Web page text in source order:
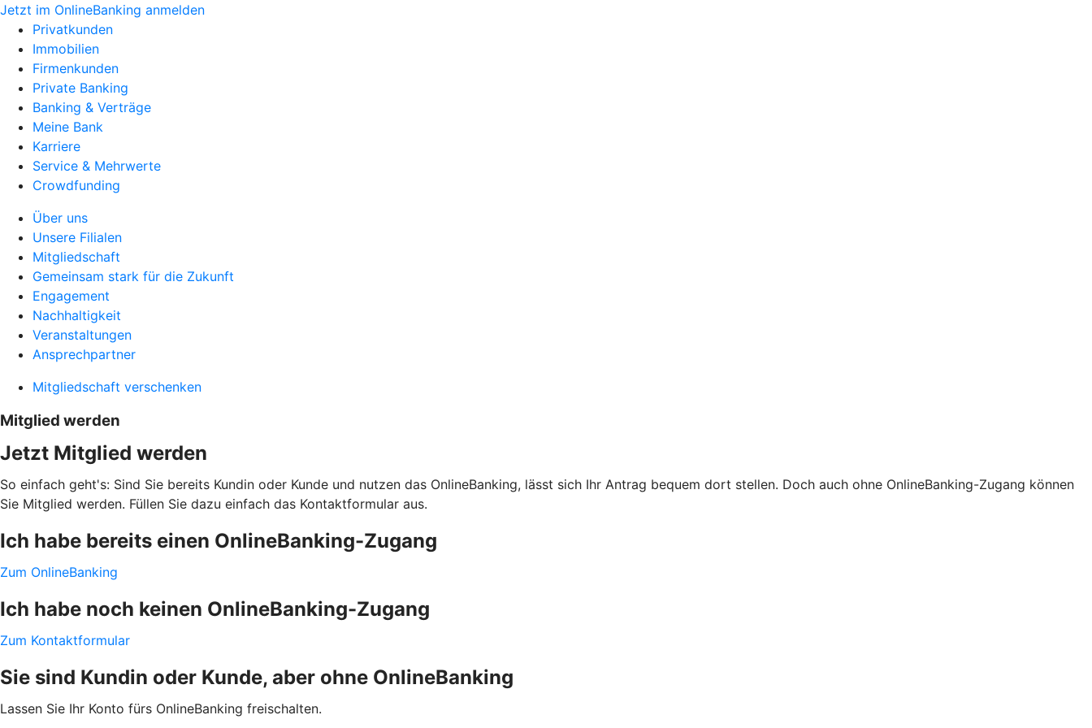
Jetzt im OnlineBanking anmelden
Privatkunden
Immobilien
Firmenkunden
Private Banking
Banking & Verträge
Meine Bank
Karriere
Service & Mehrwerte
Crowdfunding
Über uns
Unsere Filialen
Mitgliedschaft
Gemeinsam stark für die Zukunft
Engagement
Nachhaltigkeit
Veranstaltungen
Ansprechpartner
Mitgliedschaft verschenken
Mitglied werden
Jetzt Mitglied werden
So einfach geht's: Sind Sie bereits Kundin oder Kunde und nutzen das OnlineBanking, lässt sich Ihr Antrag bequem dort stellen. Doch auch ohne OnlineBanking-Zugang können
Sie Mitglied werden. Füllen Sie dazu einfach das Kontaktformular aus.
Ich habe bereits einen OnlineBanking-Zugang
Zum OnlineBanking
Ich habe noch keinen OnlineBanking-Zugang
Zum Kontaktformular
Sie sind Kundin oder Kunde, aber ohne OnlineBanking
Lassen Sie Ihr Konto fürs OnlineBanking freischalten.